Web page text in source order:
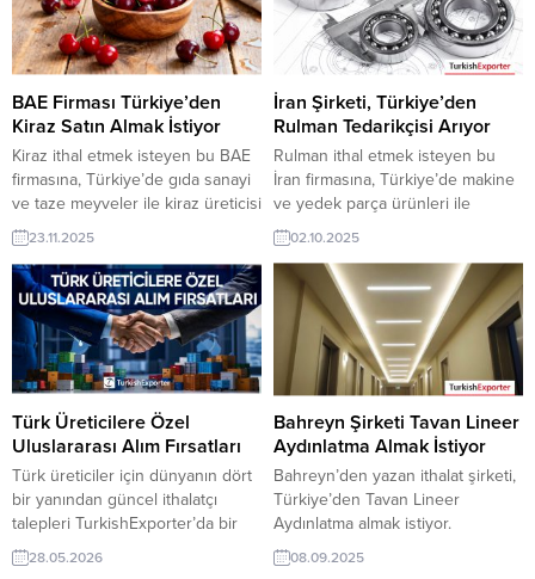
BAE Firması Türkiye’den
Kiraz Satın Almak İstiyor
Kiraz ithal etmek isteyen bu BAE
firmasına, Türkiye’de gıda sanayi
ve taze meyveler ile kiraz üreticisi
veya tedarikçisi olan ihracatçı
firmalar teklif sunabilirler. Yeni bir
ihracat pazarı fırsatı olan bu alım
ilanının iletişim bilgilerine
TurkishExporter VIP üyeleri ile TE
üyelik kredisi sahibi ihracat
şirketleri erişebilmektedir. ➤ Bu
ithalat alım talebinin...
23.11.2025
İran Şirketi, Türkiye’den
Rulman Tedarikçisi Arıyor
Rulman ithal etmek isteyen bu
İran firmasına, Türkiye’de makine
ve yedek parça ürünleri ile
rulman üreticisi veya tedarikçisi
olan ihracatçı firmalar teklif
sunabilirler. Yeni bir ihracat pazarı
fırsatı olan bu alım ilanının iletişim
bilgilerine TurkishExporter VIP
üyeleri ile TE üyelik kredisi sahibi
ihracat şirketleri erişebilmektedir.
➤ Bu ithalat alım talebinin
detaylarına...
02.10.2025
Türk Üreticilere Özel
Uluslararası Alım Fırsatları
Türk üreticiler için dünyanın dört
bir yanından güncel ithalatçı
talepleri TurkishExporter’da bir
araya geliyor. Yeni müşterilere
ulaşın, ihracat ağınızı büyütün ve
28.05.2026
Bahreyn Şirketi Tavan Lineer
Aydınlatma Almak İstiyor
Bahreyn’den yazan ithalat şirketi,
Türkiye’den Tavan Lineer
Aydınlatma almak istiyor.
Aydınlatma sistemleri üreticisi
olan Türk şirketler için
08.09.2025